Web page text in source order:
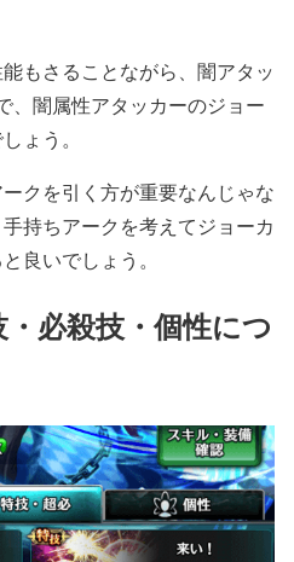
もさることながら、闇アタッ
、闇属性アタッカーのジョー
ょう。
クを引く方が重要なんじゃな
持ちアークを考えてジョーカ
良いでしょう。
必殺技・個性につ